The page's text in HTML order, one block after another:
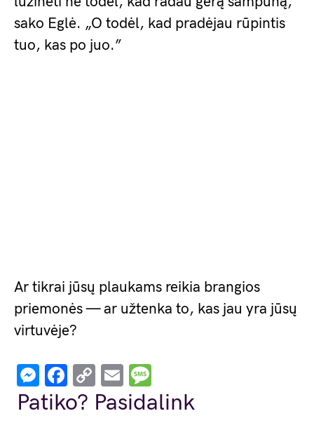
sako Eglė. „O todėl, kad pradėjau rūpintis
tuo, kas po juo.”
Ar tikrai jūsų plaukams reikia brangios
priemonės — ar užtenka to, kas jau yra jūsų
virtuvėje?
Messenger
Facebook
Copy
Link
Email
Patiko? Pasidalink